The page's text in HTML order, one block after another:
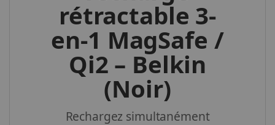
rétractable 3-
en-1 MagSafe /
Qi2 – Belkin
(Noir)
Rechargez simultanément